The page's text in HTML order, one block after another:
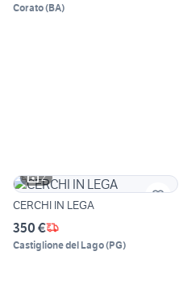
Corato(BA)
2
CERCHI IN LEGA
350 €
Castiglione del Lago(PG)